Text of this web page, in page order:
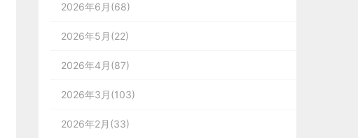
2026年6月(68)
2026年5月(22)
2026年4月(87)
2026年3月(103)
2026年2月(33)